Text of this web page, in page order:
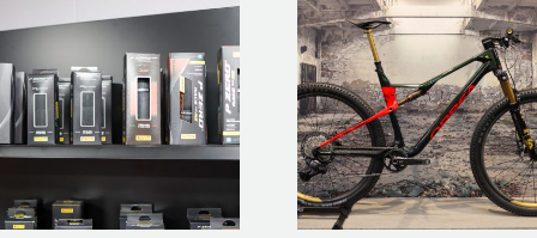
Nieuw op
voorraad –
Custom Orbea
Oiz XL
Kopen?
Prof
Berga
Zijn